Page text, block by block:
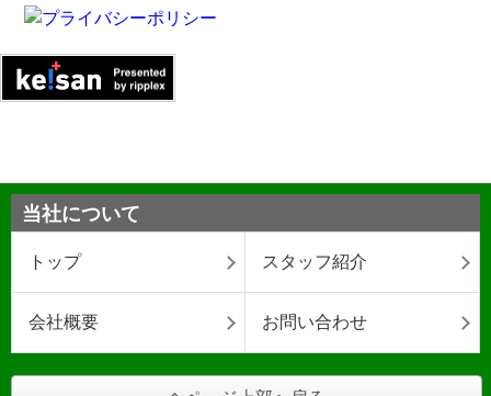
当社について
トップ スタッフ紹介
会社概要 お問い合わせ